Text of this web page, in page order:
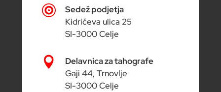

Sedež podjetja
Kidričeva ulica 25
SI-3000 Celje

Delavnica za tahografe
Gaji 44, Trnovlje
SI-3000 Celje